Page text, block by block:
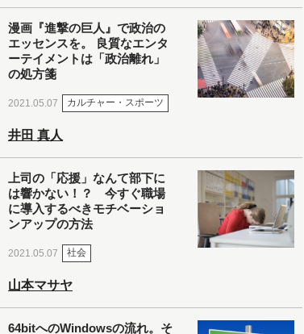
漫画『進撃の巨人』で政治の
エッセンスを。 良質なエンタ
ーテイメントは「政治離れ」
の処方箋
2021.05.07 カルチャー・スポーツ
井田 真人
上司の「応援」なんて部下に
は響かない！？ 今すぐ職場
に導入するべきモチベーショ
ンアップの方法
2021.05.07 社会
山本マサヤ
64bitへのWindowsの流れ。そ